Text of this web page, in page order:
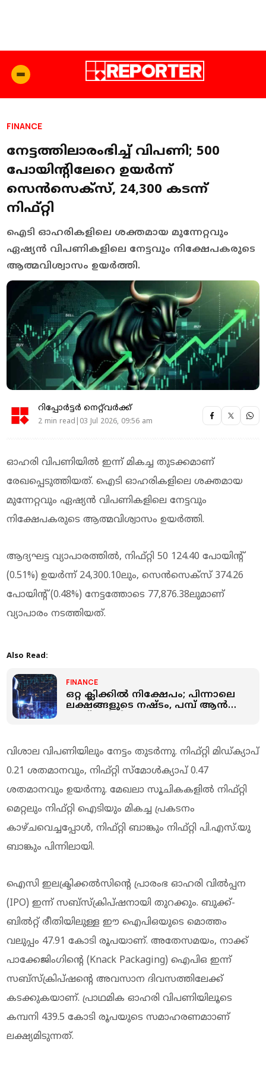
FINANCE
നേട്ടത്തിലാരംഭിച്ച് വിപണി; 500
പോയിന്റിലേറെ ഉയര്‍ന്ന്
സെന്‍സെക്‌സ്, 24,300 കടന്ന്
നിഫ്റ്റി
ഐടി ഓഹരികളിലെ ശക്തമായ മുന്നേറ്റവും
ഏഷ്യന്‍ വിപണികളിലെ നേട്ടവും നിക്ഷേപകരുടെ
ആത്മവിശ്വാസം ഉയര്‍ത്തി.
റിപ്പോർട്ടർ നെറ്റ്‌വര്‍ക്ക്‌
2 min read|03 Jul 2026, 09:56 am
ഓഹരി വിപണിയില്‍ ഇന്ന് മികച്ച തുടക്കമാണ്
രേഖപ്പെടുത്തിയത്. ഐടി ഓഹരികളിലെ ശക്തമായ
മുന്നേറ്റവും ഏഷ്യന്‍ വിപണികളിലെ നേട്ടവും
നിക്ഷേപകരുടെ ആത്മവിശ്വാസം ഉയര്‍ത്തി.
ആദ്യഘട്ട വ്യാപാരത്തില്‍, നിഫ്റ്റി 50 124.40 പോയിന്റ്
(0.51%) ഉയര്‍ന്ന് 24,300.10ലും, സെന്‍സെക്‌സ് 374.26
പോയിന്റ് (0.48%) നേട്ടത്തോടെ 77,876.38ലുമാണ്
വ്യാപാരം നടത്തിയത്.
Also Read:
FINANCE
ഒറ്റ ക്ലിക്കിൽ നിക്ഷേപം; പിന്നാലെ
ലക്ഷങ്ങളുടെ നഷ്ടം, പമ്പ് ആൻഡ്
വിശാല വിപണിയിലും നേട്ടം തുടര്‍ന്നു. നിഫ്റ്റി മിഡ്ക്യാപ്
0.21 ശതമാനവും, നിഫ്റ്റി സ്‌മോള്‍ക്യാപ് 0.47
ശതമാനവും ഉയര്‍ന്നു. മേഖലാ സൂചികകളില്‍ നിഫ്റ്റി
മെറ്റലും നിഫ്റ്റി ഐടിയും മികച്ച പ്രകടനം
കാഴ്ചവെച്ചപ്പോള്‍, നിഫ്റ്റി ബാങ്കും നിഫ്റ്റി പി.എസ്.യു
ബാങ്കും പിന്നിലായി.
ഐസി ഇലക്ട്രിക്കല്‍സിന്റെ പ്രാരംഭ ഓഹരി വില്‍പ്പന
(IPO) ഇന്ന് സബ്സ്‌ക്രിപ്ഷനായി തുറക്കും. ബുക്ക്-
ബില്‍റ്റ് രീതിയിലുള്ള ഈ ഐപിഒയുടെ മൊത്തം
വലുപ്പം 47.91 കോടി രൂപയാണ്. അതേസമയം, നാക്ക്
പാക്കേജിംഗിന്റെ (Knack Packaging) ഐപിഒ ഇന്ന്
സബ്സ്‌ക്രിപ്ഷന്റെ അവസാന ദിവസത്തിലേക്ക്
കടക്കുകയാണ്. പ്രാഥമിക ഓഹരി വിപണിയിലൂടെ
കമ്പനി 439.5 കോടി രൂപയുടെ സമാഹരണമാാണ്
ലക്ഷ്യമിടുന്നത്.